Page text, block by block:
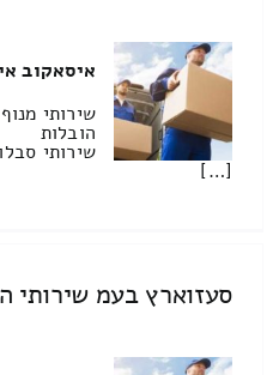
איסאקוב
שירותי מנוף
הובלות
שירותי
[…]
סעזוארץ בעמ שירותי